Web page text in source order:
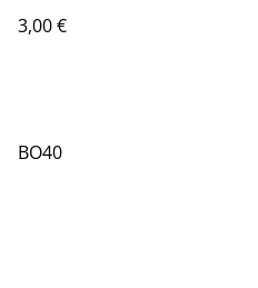
3,00 €
BO40